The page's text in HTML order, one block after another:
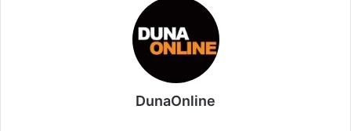
DunaOnline